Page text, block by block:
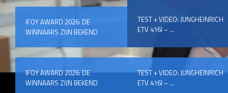
IFOY AWARD 2026: DE
WINNAARS ZIJN BEKEND
TEST + VIDEO: JUNGHEINRICH
ETV 416I – ...
IFOY AWARD 2026: DE
WINNAARS ZIJN BEKEND
TEST + VIDEO: JUNGHEINRICH
ETV 416I – ...